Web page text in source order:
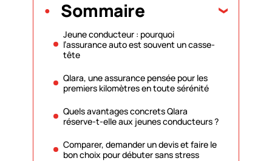
Sommaire
Jeune conducteur : pourquoi
l’assurance auto est souvent un casse-
tête
Qlara, une assurance pensée pour les
premiers kilomètres en toute sérénité
Quels avantages concrets Qlara
réserve-t-elle aux jeunes conducteurs ?
Comparer, demander un devis et faire le
bon choix pour débuter sans stress